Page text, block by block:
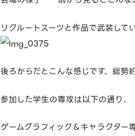
リクルートスーツと作品で武装して
後ろからだとこんな感じです、総勢
参加した学生の専攻は以下の通り、
ゲームグラフィック＆キャラクター